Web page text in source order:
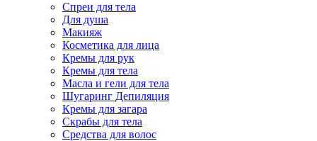
Спреи для тела
Для душа
Макияж
Косметика для лица
Кремы для рук
Кремы для тела
Масла и гели для тела
Шугаринг Депиляция
Кремы для загара
Скрабы для тела
Средства для волос